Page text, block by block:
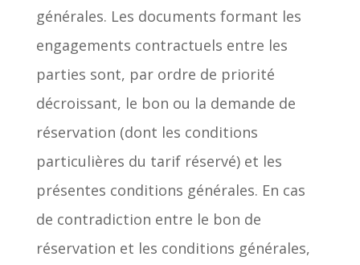
générales. Les documents formant les
engagements contractuels entre les
parties sont, par ordre de priorité
décroissant, le bon ou la demande de
réservation (dont les conditions
particulières du tarif réservé) et les
présentes conditions générales. En cas
de contradiction entre le bon de
réservation et les conditions générales,